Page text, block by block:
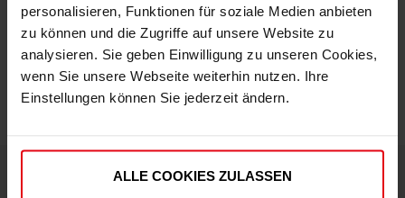
personalisieren, Funktionen für soziale Medien anbieten
zu können und die Zugriffe auf unsere Website zu
analysieren. Sie geben Einwilligung zu unseren Cookies,
wenn Sie unsere Webseite weiterhin nutzen. Ihre
Einstellungen können Sie jederzeit ändern.
ALLE COOKIES ZULASSEN
IN DEN WARENKORB